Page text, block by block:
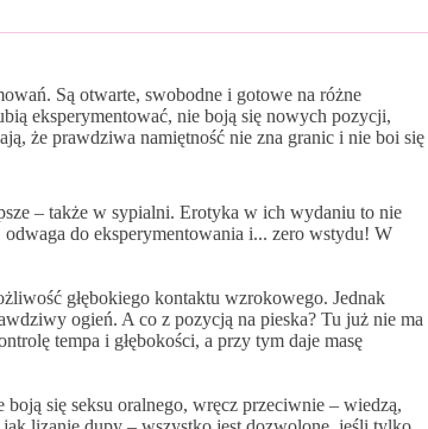
Są otwarte, swobodne i gotowe na różne
eksperymentować, nie boją się nowych pozycji,
że prawdziwa namiętność nie zna granic i nie boi się
– także w sypialni. Erotyka w ich wydaniu to nie
do eksperymentowania i... zero wstydu! W
głębokiego kontaktu wzrokowego. Jednak
ogień. A co z pozycją na pieska? Tu już nie ma
tempa i głębokości, a przy tym daje masę
się seksu oralnego, wręcz przeciwnie – wiedzą,